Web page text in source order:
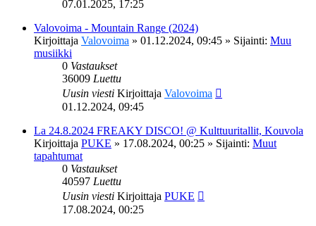
07.01.2025, 17:25
Valovoima - Mountain Range (2024)
Kirjoittaja Valovoima » 01.12.2024, 09:45 » Sijainti: Muu
musiikki
0 Vastaukset
36009 Luettu
Uusin viesti Kirjoittaja Valovoima
01.12.2024, 09:45
La 24.8.2024 FREAKY DISCO! @ Kulttuuritallit, Kouvola
Kirjoittaja PUKE » 17.08.2024, 00:25 » Sijainti: Muut
tapahtumat
0 Vastaukset
40597 Luettu
Uusin viesti Kirjoittaja PUKE
17.08.2024, 00:25